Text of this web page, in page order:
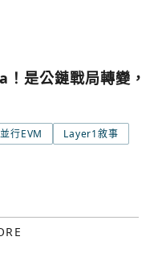
是公鏈戰局轉變，
並行EVM Layer1敘事